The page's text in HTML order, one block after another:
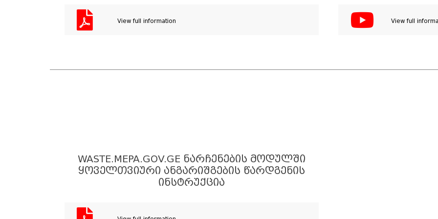
View full information View full
WASTE.MEPA.GOV.GE ᲜᲐᲠᲩᲔᲜᲔᲑᲘᲡ ᲛᲝᲓᲣᲚᲨᲘ
ᲧᲝᲕᲔᲚᲗᲕᲘᲣᲠᲘ ᲐᲜᲒᲐᲠᲘᲨᲒᲔᲑᲘᲡ ᲬᲐᲠᲓᲒᲔᲜᲘᲡ
ᲘᲜᲡᲢᲠᲣᲥᲪᲘᲐ